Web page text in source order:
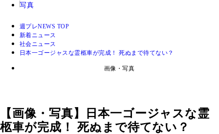
写真
週プレNEWS TOP
新着ニュース
社会ニュース
日本一ゴージャスな霊柩車が完成！ 死ぬまで待てない？
画像・写真
【画像・写真】日本一ゴージャスな霊
柩車が完成！ 死ぬまで待てない？